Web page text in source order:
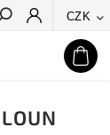
CZK
Hledat